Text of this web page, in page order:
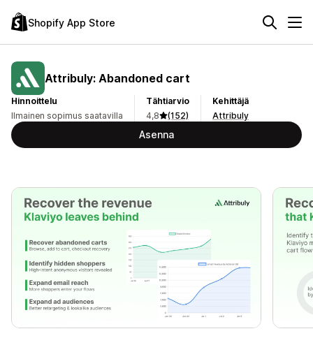
Shopify App Store
Attribuly: Abandoned cart
Hinnoittelu
Ilmainen sopimus saatavilla
Tähtiarvio
4,8
(152)
Kehittäjä
Attribuly
Asenna